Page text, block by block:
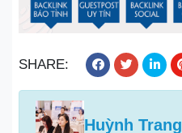
SHARE:
Huỳnh Trang